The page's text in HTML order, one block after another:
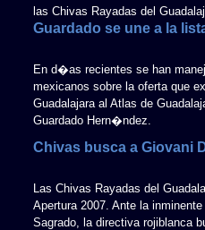
las Chivas Rayadas del
Guardado se une a la
En d�as recientes se han
mexicanos sobre la oferta que
Guadalajara al Atlas de
Guardado Hern�ndez.
Chivas busca a Giovani
Las Chivas Rayadas del
Apertura 2007. Ante la
Sagrado, la directiva rojiblanca